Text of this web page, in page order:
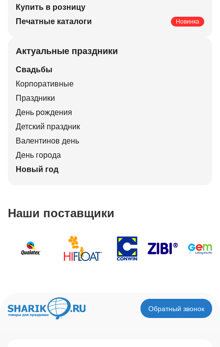
Купить в розницу
Печатные каталоги
Новинка
Актуальные праздники
Свадьбы
Корпоративные
Праздники
День рождения
Детский праздник
Валентинов день
День города
Новый год
Наши поставщики
Обратный звонок